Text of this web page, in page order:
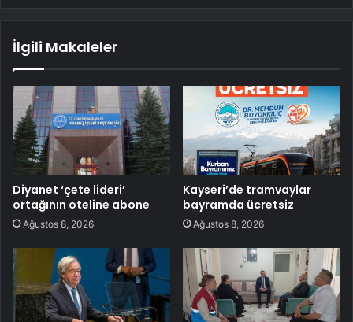
İlgili Makaleler
Diyanet ‘çete lideri’
ortağının oteline abone
Ağustos 8, 2026
Kayseri’de tramvaylar
bayramda ücretsiz
Ağustos 8, 2026